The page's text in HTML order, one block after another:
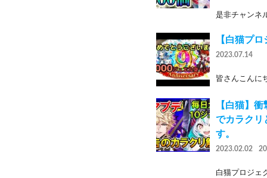
是非チャンネ
【白猫プ
2023.07.14
皆さんこんに
【白猫】
でカラクリ
す。
2023.02.02
白猫プロジェ